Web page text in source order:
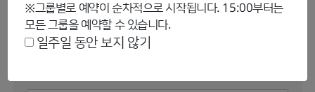
※그룹별로 예약이 순차적으로 시작됩니다. 15:00부터는
모든 그룹을 예약할 수 있습니다.
일주일 동안 보지 않기
0/1 자치구 선택